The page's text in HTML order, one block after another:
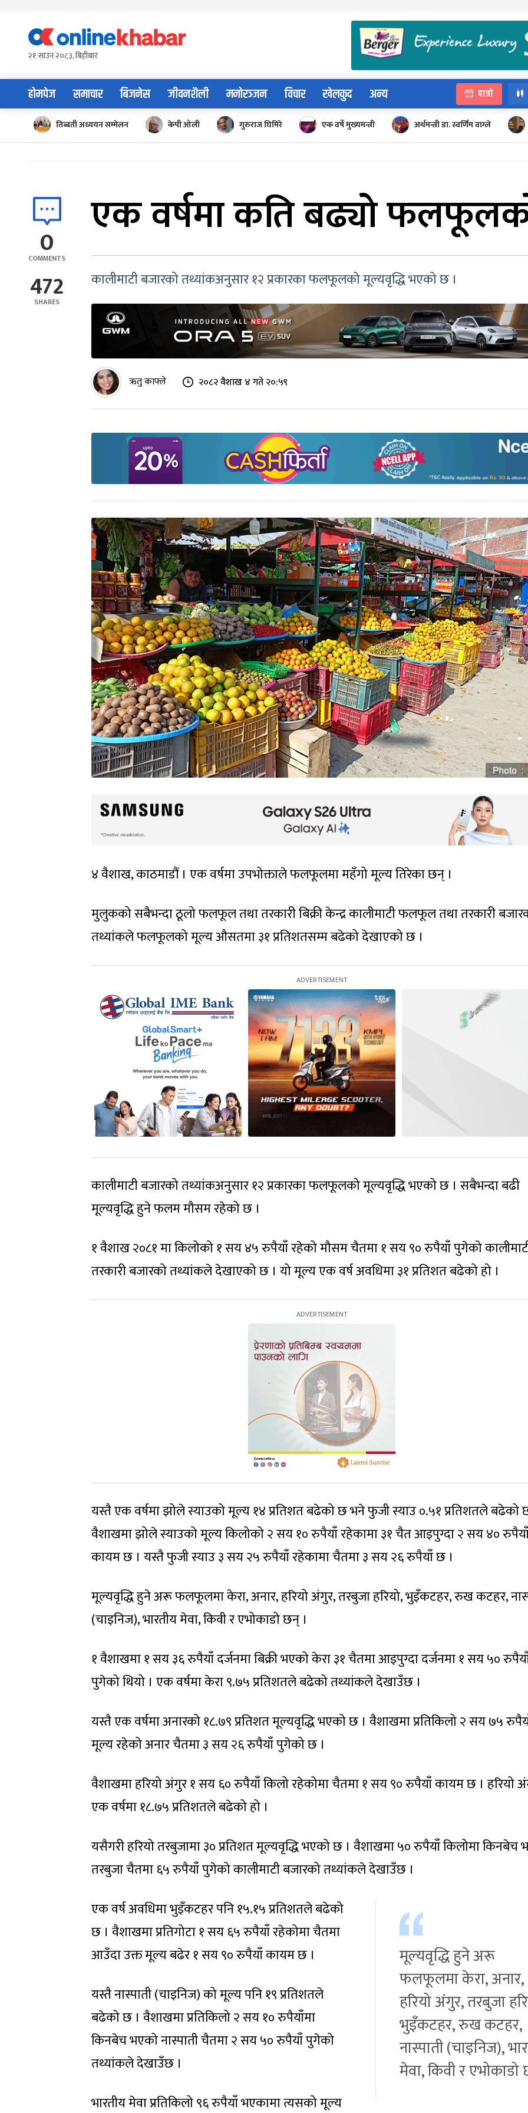
content२१ साउन २०८३, बिहीबार
होमपेज समाचार बिजनेस जीवनशैली मनोरञ्जन विचार खेलकुद अन्य पात्रो
तिब्बती अध्ययन सम्मेलन केपी ओली गुरुराज घिमिरे एक वर्षे मुख्यमन्त्री अर्थमन्त्री डा. स्वर्णिम वाग्ले
0
COMMENTS
472
SHARES
एक वर्षमा कति बढ्यो
कालीमाटी बजारको तथ्यांकअनुसार १२ प्रकारका फलफूलको मूल्यवृद्धि भएको छ ।
ऋतु काफ्ले २०८२ वैशाख ४ गते २०:५९
४ वैशाख, काठमाडौं । एक वर्षमा उपभोक्ताले फलफूलमा महँगो मूल्य तिरेका छन् ।
मुलुकको सबैभन्दा ठूलो फलफूल तथा तरकारी बिक्री केन्द्र कालीमाटी फलफूल तथा तरकारी
तथ्यांकले फलफूलको मूल्य औसतमा ३१ प्रतिशतसम्म बढेको देखाएको छ ।
कालीमाटी बजारको तथ्यांकअनुसार १२ प्रकारका फलफूलको मूल्यवृद्धि भएको छ । सबैभन्दा बढी
मूल्यवृद्धि हुने फलम मौसम रहेको छ ।
१ वैशाख २०८१ मा किलोको १ सय ४५ रुपैयाँ रहेको मौसम चैतमा १ सय ९० रुपैयाँ पुगेको
तरकारी बजारको तथ्यांकले देखाएको छ । यो मूल्य एक वर्ष अवधिमा ३१ प्रतिशत बढेको हो ।
यस्तै एक वर्षमा झोले स्याउको मूल्य १४ प्रतिशत बढेको छ भने फुजी स्याउ ०.५१ प्रतिशतले बढेको
वैशाखमा झोले स्याउको मूल्य किलोको २ सय १० रुपैयाँ रहेकामा ३१ चैत आइपुग्दा २ सय ४०
कायम छ । यस्तै फुजी स्याउ ३ सय २५ रुपैयाँ रहेकामा चैतमा ३ सय २६ रुपैयाँ छ ।
मूल्यवृद्धि हुने अरू फलफूलमा केरा, अनार, हरियो अंगुर, तरबुजा हरियो, भुइँकटहर, रुख कटहर,
(चाइनिज), भारतीय मेवा, किवी र एभोकाडो छन् ।
१ वैशाखमा १ सय ३६ रुपैयाँ दर्जनमा बिक्री भएको केरा ३१ चैतमा आइपुग्दा दर्जनमा १ सय ५०
पुगेको थियो । एक वर्षमा केरा ९.७५ प्रतिशतले बढेको तथ्यांकले देखाउँछ ।
यस्तै एक वर्षमा अनारको १८.७९ प्रतिशत मूल्यवृद्धि भएको छ । वैशाखमा प्रतिकिलो २ सय ७५
मूल्य रहेको अनार चैतमा ३ सय २६ रुपैयाँ पुगेको छ ।
वैशाखमा हरियो अंगुर १ सय ६० रुपैयाँ किलो रहेकोमा चैतमा १ सय ९० रुपैयाँ कायम छ । हरियो
एक वर्षमा १८.७५ प्रतिशतले बढेको हो ।
यसैगरी हरियो तरबुजामा ३० प्रतिशत मूल्यवृद्धि भएको छ । वैशाखमा ५० रुपैयाँ किलोमा किनबेच
तरबुजा चैतमा ६५ रुपैयाँ पुगेको कालीमाटी बजारको तथ्यांकले देखाउँछ ।
मूल्यवृद्धि हुने अरू
फलफूलमा केरा, अनार,
हरियो अंगुर, तरबुजा
भुइँकटहर, रुख कटहर,
नास्पाती (चाइनिज),
मेवा, किवी र एभोकाडो
एक वर्ष अवधिमा भुइँकटहर पनि १५.१५ प्रतिशतले बढेको
छ । वैशाखमा प्रतिगोटा १ सय ६५ रुपैयाँ रहेकोमा चैतमा
आउँदा उक्त मूल्य बढेर १ सय ९० रुपैयाँ कायम छ ।
यस्तै नास्पाती (चाइनिज) को मूल्य पनि १९ प्रतिशतले
बढेको छ । वैशाखमा प्रतिकिलो २ सय १० रुपैयाँमा
किनबेच भएको नास्पाती चैतमा २ सय ५० रुपैयाँ पुगेको
तथ्यांकले देखाउँछ ।
भारतीय मेवा प्रतिकिलो ९६ रुपैयाँ भएकामा त्यसको मूल्य